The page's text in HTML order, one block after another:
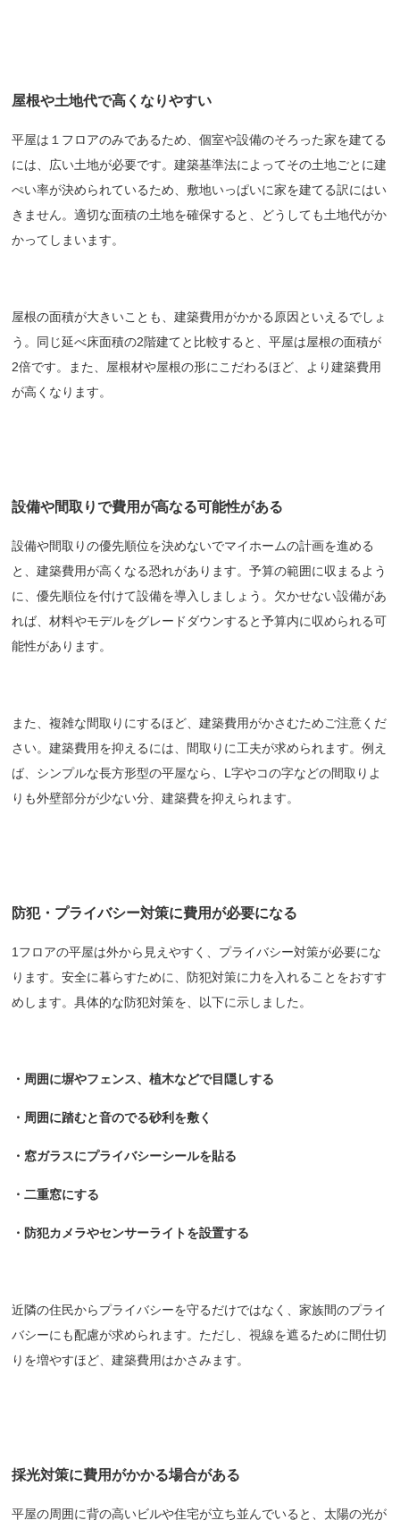
屋根や土地代で高くなりやすい
平屋は１フロアのみであるため、個室や設備のそろった家を建てる
には、広い土地が必要です。建築基準法によってその土地ごとに建
ぺい率が決められているため、敷地いっぱいに家を建てる訳にはい
きません。適切な面積の土地を確保すると、どうしても土地代がか
かってしまいます。
屋根の面積が大きいことも、建築費用がかかる原因といえるでしょ
う。同じ延べ床面積の2階建てと比較すると、平屋は屋根の面積が
2倍です。また、屋根材や屋根の形にこだわるほど、より建築費用
が高くなります。
設備や間取りで費用が高なる可能性がある
設備や間取りの優先順位を決めないでマイホームの計画を進める
と、建築費用が高くなる恐れがあります。予算の範囲に収まるよう
に、優先順位を付けて設備を導入しましょう。欠かせない設備があ
れば、材料やモデルをグレードダウンすると予算内に収められる可
能性があります。
また、複雑な間取りにするほど、建築費用がかさむためご注意くだ
さい。建築費用を抑えるには、 間取りに工夫が求められます。例え
ば、シンプルな長方形型の平屋なら、L字やコの字などの間取りよ
りも外壁部分が少ない分、建築費を抑えられます。
防犯・プライバシー対策に費用が必要になる
1フロアの平屋は外から見えやすく、プライバシー対策が必要にな
ります。安全に暮らすために、防犯対策に力を入れることをおすす
めします。具体的な防犯対策を、以下に示しました。
・周囲に塀やフェンス、植木などで目隠しする
・周囲に踏むと音のでる砂利を敷く
・窓ガラスにプライバシーシールを貼る
・二重窓にする
・防犯カメラやセンサーライトを設置する
近隣の住民からプライバシーを守るだけではなく、家族間のプライ
バシーにも配慮が求められます。ただし、視線を遮るために間仕切
りを増やすほど、建築費用はかさみます。
採光対策に費用がかかる場合がある
平屋の周囲に背の高いビルや住宅が立ち並んでいると、太陽の光が